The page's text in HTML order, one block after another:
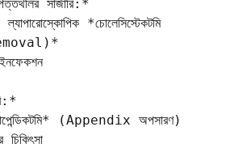
সার্জারি:*
*চোলেসিস্টেকটমি
(Appendix অপসারণ)
চিকিৎসা